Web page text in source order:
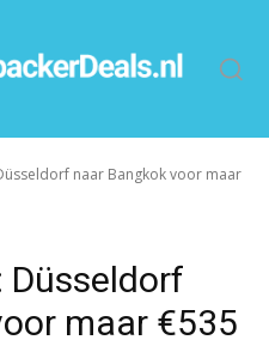
naar Bangkok voor maar
maar €535